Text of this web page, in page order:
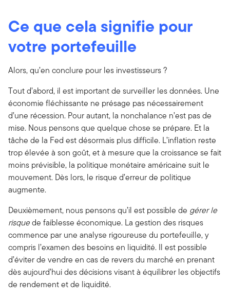
Ce que cela signifie pour
votre portefeuille
Alors, qu’en conclure pour les investisseurs ?
Tout d’abord, il est important de surveiller les données. Une
économie fléchissante ne présage pas nécessairement
d’une récession. Pour autant, la nonchalance n’est pas de
mise. Nous pensons que quelque chose se prépare. Et la
tâche de la Fed est désormais plus difficile. L’inflation reste
trop élevée à son goût, et à mesure que la croissance se fait
moins prévisible, la politique monétaire américaine suit le
mouvement. Dès lors, le risque d’erreur de politique
augmente.
Deuxièmement, nous pensons qu’il est possible de gérer le
risquede faiblesse économique. La gestion des risques
commence par une analyse rigoureuse du portefeuille, y
compris l’examen des besoins en liquidité. Il est possible
d’éviter de vendre en cas de revers du marché en prenant
dès aujourd’hui des décisions visant à équilibrer les objectifs
de rendement et de liquidité.